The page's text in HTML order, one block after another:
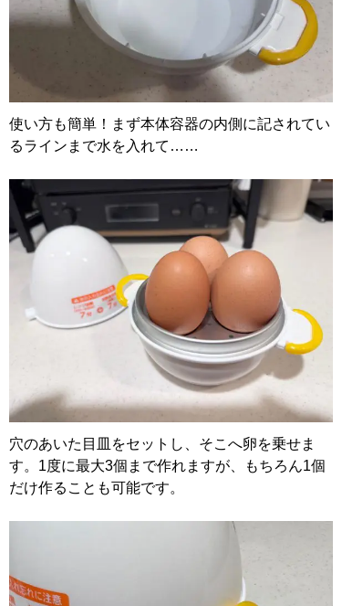
使い方も簡単！まず本体容器の内側に記されてい
るラインまで水を入れて……
穴のあいた目皿をセットし、そこへ卵を乗せま
す。1度に最大3個まで作れますが、もちろん1個
だけ作ることも可能です。